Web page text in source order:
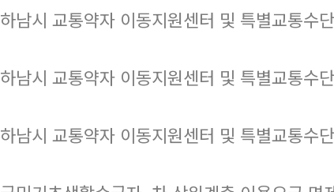
하남시 교통약자 이동지원센터 및 특별교통수
하남시 교통약자 이동지원센터 및 특별교통수
하남시 교통약자 이동지원센터 및 특별교통수